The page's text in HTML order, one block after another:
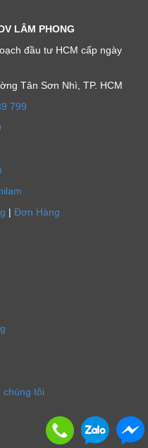
LÂM PHONG
đầu tư HCM cấp ngày
Tân Sơn Nhì, TP. HCM
799
| Đơn Hàng
chúng tôi